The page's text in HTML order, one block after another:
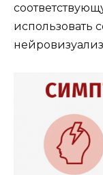
использовать